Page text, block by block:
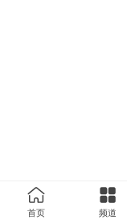
首页 频道